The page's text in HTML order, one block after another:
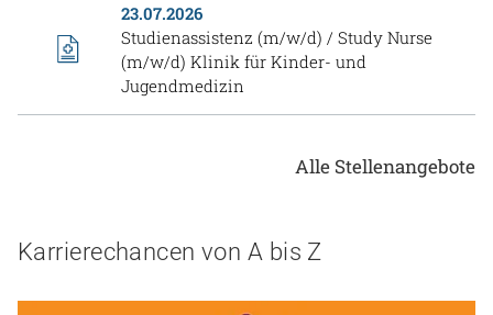
23.07.2026
Studienassistenz (m/w/d) / Study Nurse
(m/w/d) Klinik für Kinder- und
Jugendmedizin
Alle Stellenangebote
Karrierechancen von A bis Z